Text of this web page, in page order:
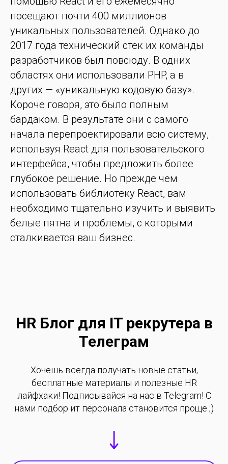
посещают почти 400 миллионов
уникальных пользователей. Однако до
2017 года технический стек их команды
разработчиков был повсюду. В одних
областях они использовали PHP, а в
других — «уникальную кодовую базу».
Короче говоря, это было полным
бардаком. В результате они с самого
начала перепроектировали всю систему,
используя React для пользовательского
интерфейса, чтобы предложить более
глубокое решение. Но прежде чем
использовать библиотеку React, вам
необходимо тщательно изучить и выявить
белые пятна и проблемы, с которыми
сталкивается ваш бизнес.
HR Блог для IT рекрутера в
Телеграм
Хочешь всегда получать новые статьи,
бесплатные материалы и полезные HR
лайфхаки! Подписывайся на нас в Telegram! С
нами подбор ит персонала становится проще ;)